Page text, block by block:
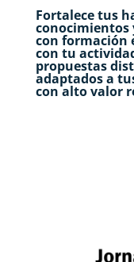
Fortalece tus
conocimientos
con formación
con tu
propuestas
adaptados a
con alto valor